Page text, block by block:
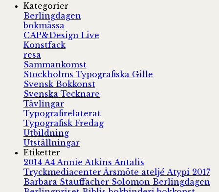
Kategorier
Berlingdagen
bokmässa
CAP&Design Live
Konstfack
resa
Sammankomst
Stockholms Typografiska Gille
Svensk Bokkonst
Svenska Tecknare
Tävlingar
Typografirelaterat
Typografisk Fredag
Utbildning
Utställningar
Etiketter
2014 A4 Annie Atkins Antalis
Tryckmediacenter Årsmöte ateljé Atypi 2017
Barbara Stauffacher Solomon Berlingdagen